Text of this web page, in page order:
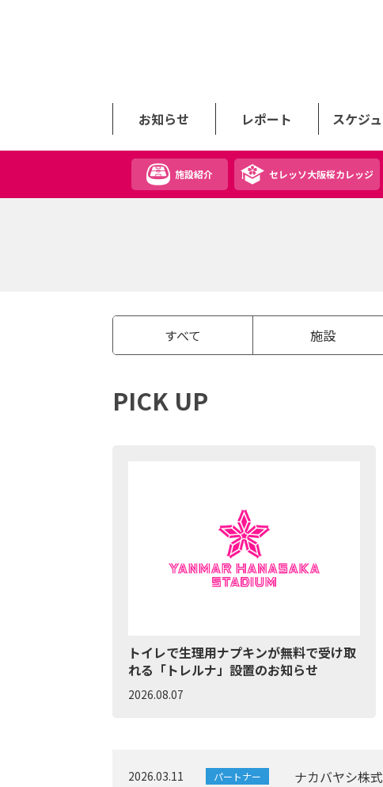
お知らせ レポート スケジ
施設紹介 セレッソ大阪桜カレッジ
すべて 施設
PICK UP
トイレで生理用ナプキンが無料で受け取
れる「トレルナ」設置のお知らせ
2026.08.07
2026.03.11 パートナー ナカバヤシ株